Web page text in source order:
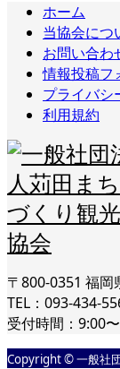
ホーム
当協会につ
お問い合わ
情報投稿フ
プライバシ
利用規約
〒800-0351 福岡
TEL：093-434-
受付時間：9:00
Copyright © 一般社